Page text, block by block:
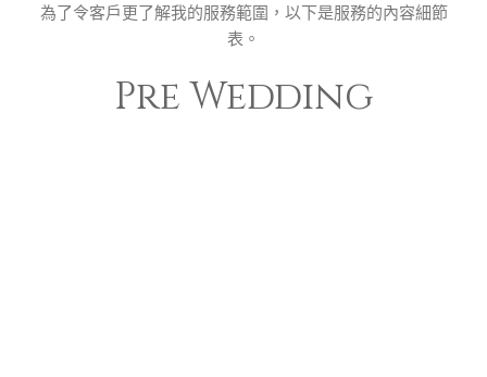
為了令客戶更了解我的服務範圍，以下是服務的內容細節
表。
Pre Wedding